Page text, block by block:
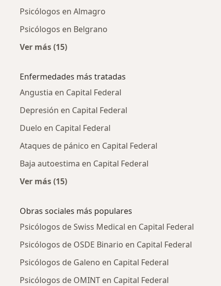
Psicólogos en Almagro
Psicólogos en Belgrano
Ver más (15)
Enfermedades más tratadas
Angustia en Capital Federal
Depresión en Capital Federal
Duelo en Capital Federal
Ataques de pánico en Capital Federal
Baja autoestima en Capital Federal
Ver más (15)
Obras sociales más populares
Psicólogos de Swiss Medical en Capital Federal
Psicólogos de OSDE Binario en Capital Federal
Psicólogos de Galeno en Capital Federal
Psicólogos de OMINT en Capital Federal